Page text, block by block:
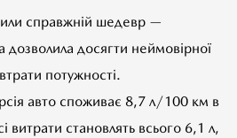
справжній шедевр —
дозволила досягти неймовірної
потужності.
авто споживає 8,7 л/100 км в
витрати становлять всього 6,1 л,